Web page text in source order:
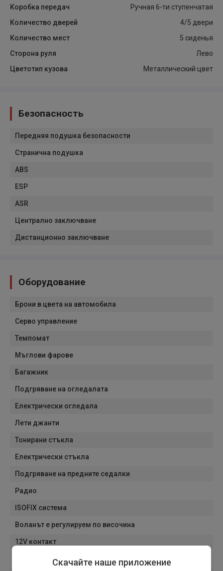
Коробка передач
Ручная 6-ти ступенчатая
Количество дверей
4/5 двери
Количество мест
5 сиденья
Сторона руля
Лево
Цветотип кузова
Металлический цвет
Безопасность
Передняя подушка безопасности
Странична подушка
ABS
ESP
ASR
Централно заключване
Дистанционно заключване
Оборудование
Брони в цвета на автомобила
Серво управление
Темпомат
Мъглови фарове
Багажник
Подгряване на огледалата
Електрически огледала
Лети джанти
Тонирани стъкла
Електрически стъкла
Подгряване на предните седалки
Радио
ISOFIX система
Воланът е регулируем по височина
12V контакт
Резервна гумаСкачайте наше приложение